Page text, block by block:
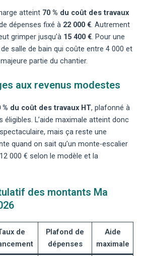
atteint 70 % du coût des travaux
dépenses fixé à 22 000 € . Autrement
grimper jusqu’à 15 400 € . Pour une
salle de bain qui coûte entre 4 000 et
partie du chantier.
aux revenus modestes
% du coût des travaux HT, plafonné à
éligibles. L’aide maximale atteint donc
mais ça reste une
quand on sait qu’unmonte-escalier
000 € selon le modèle et la
des montants Ma
de
Plafond de
dépenses
Aide
maximale